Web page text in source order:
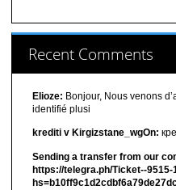
Recent Comments
Elioze: Bonjour, Nous venons
identifié plusi
krediti v Kirgizstane_wgOn:
Sending a transfer from our
https://telegra.ph/Ticket--9515-